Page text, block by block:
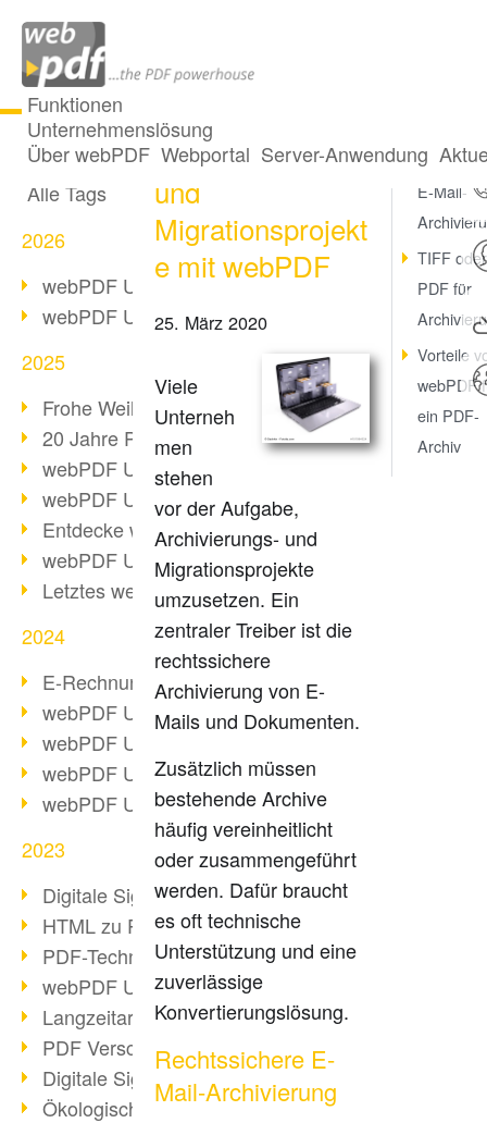
Funktionen
Unternehmenslösung
Über webPDF Webportal Server-Anwendung
Alle Beiträge
Alle Tags
2026
webPDF Update 10.0.5
webPDF Update 10.0.4
2025
Frohe Weihnachten & Auszeit
20 Jahre PDF/A
webPDF Update 10.0.3
webPDF Update 10.0.2
Entdecke webPDF 10
webPDF Update 9.0.0.3655
Letztes webPDF 8 Update
2024
E-Rechnungsstellung ab 2025
webPDF Update 9.0.0.3584
webPDF Update 9.0.0.3479
webPDF Update 9.0.0.3361
webPDF Update 9.0.0.3264
2023
Digitale Signatur in PDF
HTML zu PDF
PDF-Techniken für Barrierefreiheit
webPDF Update 9.0.0.3149
Langzeitarchivierung mit PDF/A
PDF Verschlüsselung
Digitale Signaturen
Ökologischen Abdruck reduzieren
Archivierungs-
und
Migrationsprojekt
e mit webPDF
25. März 2020
Viele
Unterneh
men
stehen
vor der Aufgabe,
Archivierungs- und
Migrationsprojekte
umzusetzen. Ein
zentraler Treiber ist die
rechtssichere
Archivierung von E-
Mails und Dokumenten.
Zusätzlich müssen
bestehende Archive
häufig vereinheitlicht
oder zusammengeführt
werden. Dafür braucht
es oft technische
Unterstützung und eine
zuverlässige
Konvertierungslösung.
Rechtssichere E-
Mail-Archivierung
E-Mail-
TIFF oder
PDF für
Vorteile
webPDF
ein PDF-
Archiv